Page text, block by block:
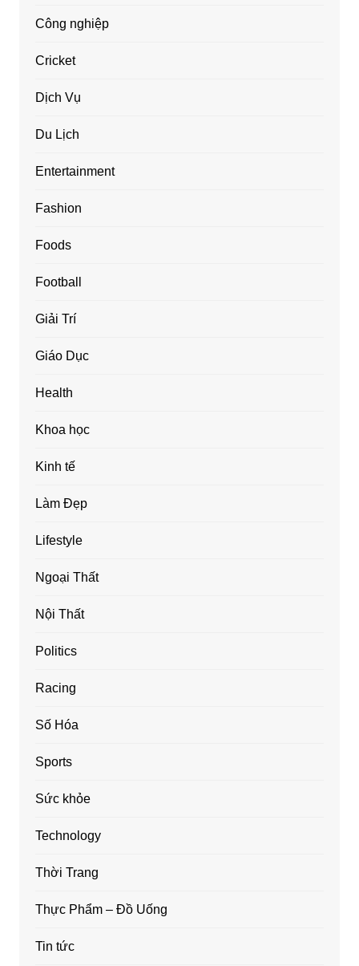
Công nghiệp
Cricket
Dịch Vụ
Du Lịch
Entertainment
Fashion
Foods
Football
Giải Trí
Giáo Dục
Health
Khoa học
Kinh tế
Làm Đẹp
Lifestyle
Ngoại Thất
Nội Thất
Politics
Racing
Số Hóa
Sports
Sức khỏe
Technology
Thời Trang
Thực Phẩm – Đồ Uống
Tin tức